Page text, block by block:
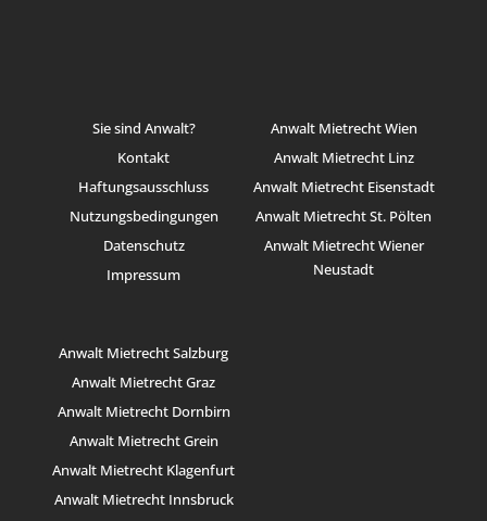
Sie sind Anwalt?
Kontakt
Haftungsausschluss
Nutzungsbedingungen
Datenschutz
Impressum
Anwalt Mietrecht Wien
Anwalt Mietrecht Linz
Anwalt Mietrecht Eisenstadt
Anwalt Mietrecht St. Pölten
Anwalt Mietrecht Wiener
Neustadt
Anwalt Mietrecht Salzburg
Anwalt Mietrecht Graz
Anwalt Mietrecht Dornbirn
Anwalt Mietrecht Grein
Anwalt Mietrecht Klagenfurt
Anwalt Mietrecht Innsbruck